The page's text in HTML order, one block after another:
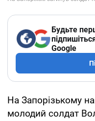
Будьте
Google
На Запорізькому
молодий солдат